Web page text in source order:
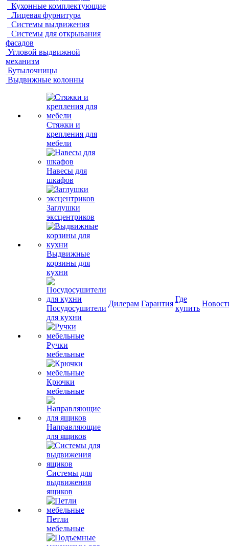
Кухонные комплектующие
Лицевая фурнитура
Системы выдвижения
Системы для открывания
фасадов
Угловой выдвижной
механизм
Бутылочницы
Выдвижные колонны
Стяжки и
крепления для
мебели
Навесы для
шкафов
Заглушки
эксцентриков
Выдвижные
корзины для
кухни
Посудосушители
для кухни
Ручки
мебельные
Крючки
мебельные
Направляющие
для ящиков
Системы для
выдвижения
ящиков
Петли
мебельные
Дилерам Гарантия
Где
купить